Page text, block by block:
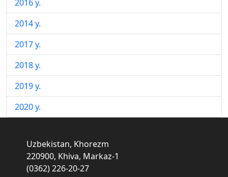
2016 y.
2014 y.
2017 y.
2018 y.
2019 y.
2020 y.
Uzbekistan, Khorezm
220900, Khiva, Markaz-1
(0362) 226-20-27